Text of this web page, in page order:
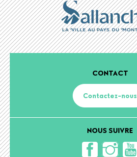
CONTACT
Contactez-nous
NOUS SUIVRE